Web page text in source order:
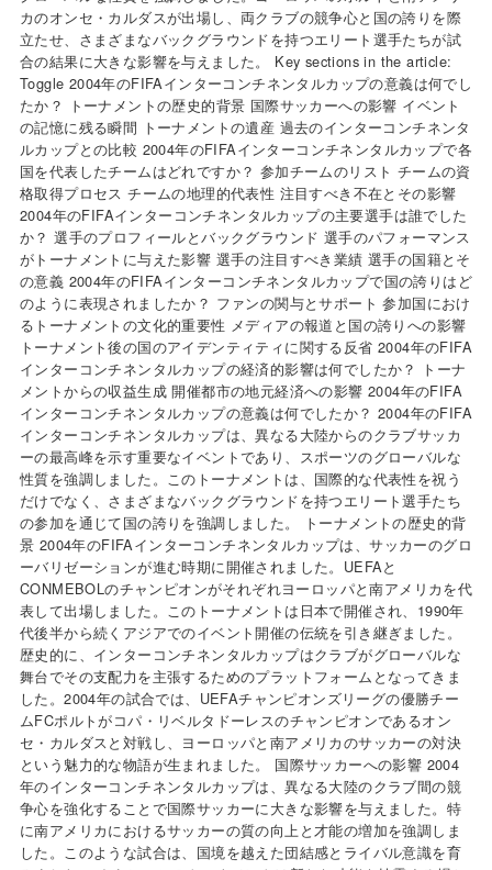
カのオンセ・カルダスが出場し、両クラブの競争心と国の誇りを際
立たせ、さまざまなバックグラウンドを持つエリート選手たちが試
合の結果に大きな影響を与えました。 Key sections in the article:
Toggle 2004年のFIFAインターコンチネンタルカップの意義は何でし
たか？ トーナメントの歴史的背景 国際サッカーへの影響 イベント
の記憶に残る瞬間 トーナメントの遺産 過去のインターコンチネンタ
ルカップとの比較 2004年のFIFAインターコンチネンタルカップで各
国を代表したチームはどれですか？ 参加チームのリスト チームの資
格取得プロセス チームの地理的代表性 注目すべき不在とその影響
2004年のFIFAインターコンチネンタルカップの主要選手は誰でした
か？ 選手のプロフィールとバックグラウンド 選手のパフォーマンス
がトーナメントに与えた影響 選手の注目すべき業績 選手の国籍とそ
の意義 2004年のFIFAインターコンチネンタルカップで国の誇りはど
のように表現されましたか？ ファンの関与とサポート 参加国におけ
るトーナメントの文化的重要性 メディアの報道と国の誇りへの影響
トーナメント後の国のアイデンティティに関する反省 2004年のFIFA
インターコンチネンタルカップの経済的影響は何でしたか？ トーナ
メントからの収益生成 開催都市の地元経済への影響 2004年のFIFA
インターコンチネンタルカップの意義は何でしたか？ 2004年のFIFA
インターコンチネンタルカップは、異なる大陸からのクラブサッカ
ーの最高峰を示す重要なイベントであり、スポーツのグローバルな
性質を強調しました。このトーナメントは、国際的な代表性を祝う
だけでなく、さまざまなバックグラウンドを持つエリート選手たち
の参加を通じて国の誇りを強調しました。 トーナメントの歴史的背
景 2004年のFIFAインターコンチネンタルカップは、サッカーのグロ
ーバリゼーションが進む時期に開催されました。UEFAと
CONMEBOLのチャンピオンがそれぞれヨーロッパと南アメリカを代
表して出場しました。このトーナメントは日本で開催され、1990年
代後半から続くアジアでのイベント開催の伝統を引き継ぎました。
歴史的に、インターコンチネンタルカップはクラブがグローバルな
舞台でその支配力を主張するためのプラットフォームとなってきま
した。2004年の試合では、UEFAチャンピオンズリーグの優勝チー
ムFCポルトがコパ・リベルタドーレスのチャンピオンであるオン
セ・カルダスと対戦し、ヨーロッパと南アメリカのサッカーの対決
という魅力的な物語が生まれました。 国際サッカーへの影響 2004
年のインターコンチネンタルカップは、異なる大陸のクラブ間の競
争心を強化することで国際サッカーに大きな影響を与えました。特
に南アメリカにおけるサッカーの質の向上と才能の増加を強調しま
した。このような試合は、国境を越えた団結感とライバル意識を育